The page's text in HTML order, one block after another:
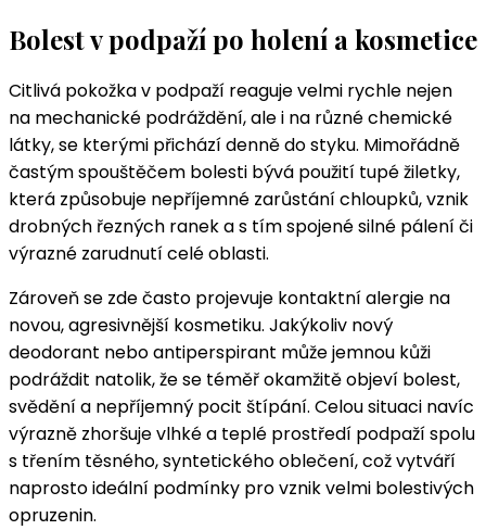
Bolest v podpaží po holení a kosmetice
Citlivá pokožka v podpaží reaguje velmi rychle nejen
na mechanické podráždění, ale i na různé chemické
látky, se kterými přichází denně do styku. Mimořádně
častým spouštěčem bolesti bývá použití tupé žiletky,
která způsobuje nepříjemné zarůstání chloupků, vznik
drobných řezných ranek a s tím spojené silné pálení či
výrazné zarudnutí celé oblasti.
Zároveň se zde často projevuje kontaktní alergie na
novou, agresivnější kosmetiku. Jakýkoliv nový
deodorant nebo antiperspirant může jemnou kůži
podráždit natolik, že se téměř okamžitě objeví bolest,
svědění a nepříjemný pocit štípání. Celou situaci navíc
výrazně zhoršuje vlhké a teplé prostředí podpaží spolu
s třením těsného, syntetického oblečení, což vytváří
naprosto ideální podmínky pro vznik velmi bolestivých
opruzenin.